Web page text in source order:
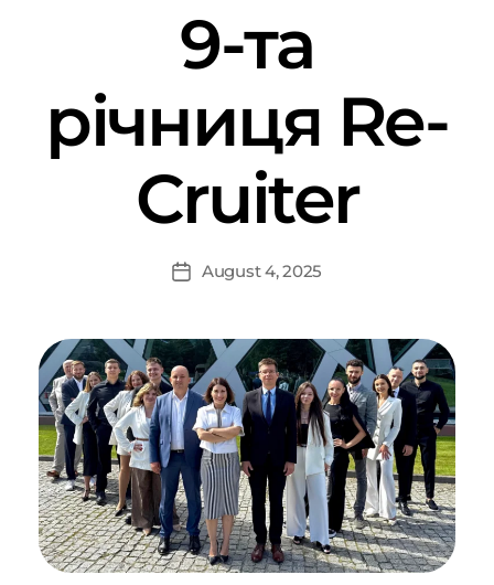
9-та
річниця Re-
Cruiter
August 4, 2025